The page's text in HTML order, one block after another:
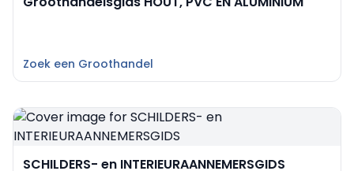
Zoek een Groothandel
SCHILDERS- en INTERIEURAANNEMERSGIDS